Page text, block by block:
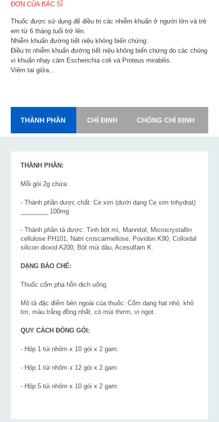
ĐƠN CỦA BÁC SĨ
Thuốc được sử dụng để điều trị các nhiễm khuẩn ở người lớn và trẻ
em từ 6 tháng tuổi trở lên.
Nhiễm khuẩn đường tiết niệu không biến chứng:
Điều trị nhiễm khuẩn đường tiết niệu không biến chứng do các chủng
vi khuẩn nhạy cảm Escherichia coli và Proteus mirabilis.
Viêm tai giữa...
THÀNH PHẦN CHỈ ĐỊNH CHỐNG CHỈ ĐỊNH
THÀNH PHẦN:
Mỗi gói 2g chứa:
- Thành phần dược chất: Ce xim (dưới dạng Ce xim trihydrat)
________ 100mg
- Thành phần tá dược: Tinh bột mì, Mannitol, Microcrystallin
cellulose PH101, Natri croscarmellose, Povidon K90, Colloidal
silicon dioxid A200, Bột mùi dâu, Acesulfam K.
DẠNG BÀO CHẾ:
Thuốc cốm pha hỗn dịch uống.
Mô tả đặc điểm bên ngoài của thuốc: Cốm dạng hạt nhỏ, khô
tơi, màu trắng đồng nhất, có mùi thơm, vị ngọt.
QUY CÁCH ĐÓNG GÓI:
- Hộp 1 túi nhôm x 10 gói x 2 gam.
- Hộp 1 túi nhôm x 12 gói x 2 gam.
- Hộp 5 túi nhôm x 10 gói x 2 gam.